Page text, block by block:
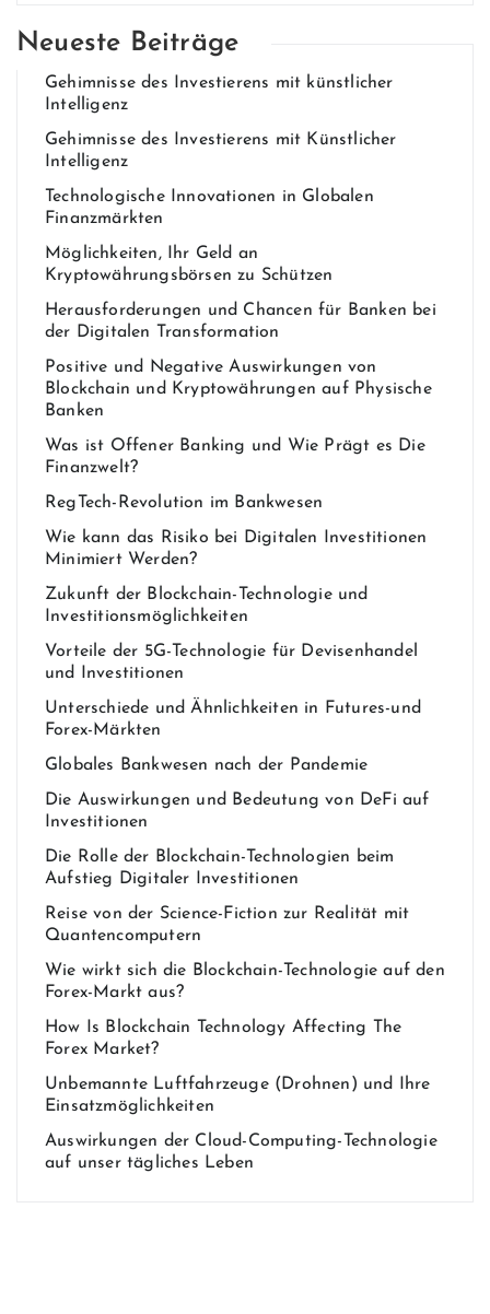
Neueste Beiträge
Gehim​nisse des Invest​ierens mit künstlich​er
Intelligenz
Gehim​nisse des Invest​ierens mit Künstlicher
Intelligenz
Technologische Innovationen in Globalen
Finanzmärkten
Möglichkeiten, Ihr Geld an
Kryptowährungsbörsen zu Schützen
Herausforderungen und Chancen für Banken bei
der Digitalen Transformation
Positive und Negative Auswirkungen von
Blockchain und Kryptowährungen auf Physische
Banken
Was ist Offener Banking und Wie Prägt es Die
Finanzwelt?
RegTech-Revolution im Bankwesen
Wie kann das Risiko bei Digitalen Investitionen
Minimiert Werden?
Zukunft der Blockchain-Technologie und
Investitionsmöglichkeiten
Vorteile der 5G-Technologie für Devisenhandel
und Investitionen
Unterschiede und Ähnlichkeiten in Futures-und
Forex-Märkten
Globales Bankwesen nach der Pandemie
Die Auswirkungen und Bedeutung von DeFi auf
Investitionen
Die Rolle der Blockchain-Technologien beim
Aufstieg Digitaler Investitionen
Reise von der Science-Fiction zur Realität mit
Quantencomputern
Wie wirkt sich die Blockchain-Technologie auf den
Forex-Markt aus?
How Is Blockchain Technology Affecting The
Forex Market?
Unbemannte Luftfahrzeuge (Drohnen) und Ihre
Einsatzmöglichkeiten
Auswirkungen der Cloud-Computing-Technologie
auf unser tägliches Leben